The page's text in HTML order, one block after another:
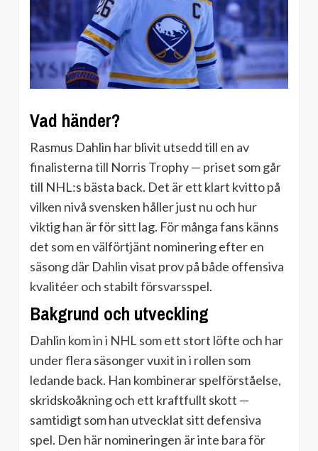
Vad händer?
Rasmus Dahlin har blivit utsedd till en av
finalisterna till Norris Trophy — priset som går
till NHL:s bästa back. Det är ett klart kvitto på
vilken nivå svensken håller just nu och hur
viktig han är för sitt lag. För många fans känns
det som en välförtjänt nominering efter en
säsong där Dahlin visat prov på både offensiva
kvalitéer och stabilt försvarsspel.
Bakgrund och utveckling
Dahlin kom in i NHL som ett stort löfte och har
under flera säsonger vuxit in i rollen som
ledande back. Han kombinerar spelförståelse,
skridskoåkning och ett kraftfullt skott —
samtidigt som han utvecklat sitt defensiva
spel. Den här nomineringen är inte bara för